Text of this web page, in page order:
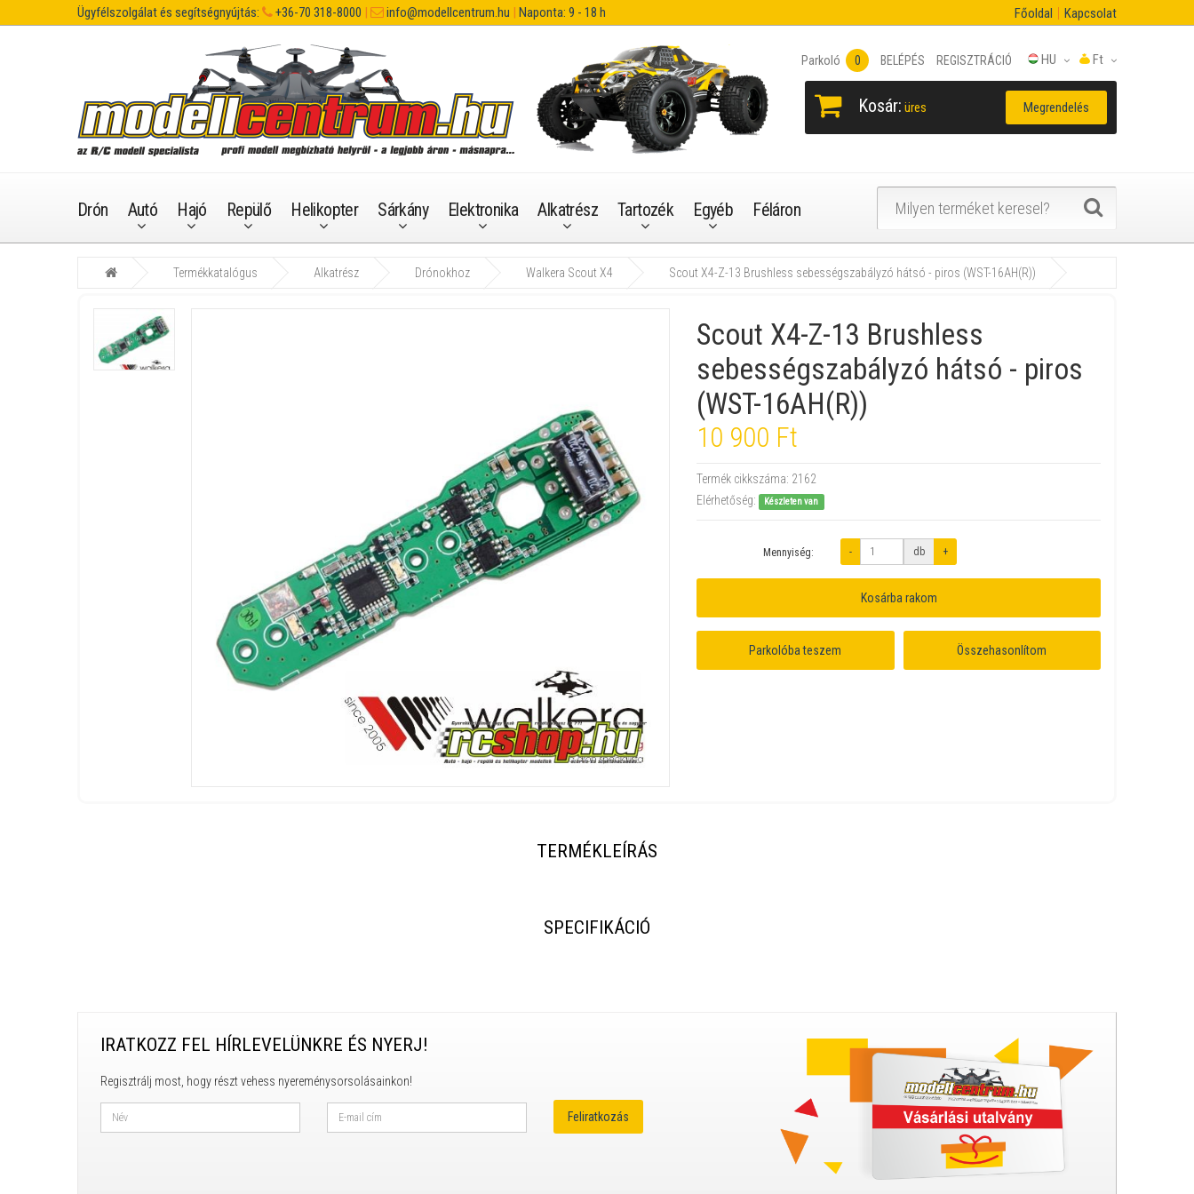
Ügyfélszolgálat és segítségnyújtás: +36-70 318-8000 | info@modellcentrum.hu | Naponta: 9 - 18 h Főoldal Kapcsolat
Ft
HU
Parkoló 0 BELÉPÉS REGISZTRÁCIÓ
Kosár: üres Megrendelés
Drón Autó Hajó Repülő Helikopter Sárkány Elektronika Alkatrész Tartozék Egyéb Féláron
Termékkatalógus Alkatrész Drónokhoz Walkera Scout X4 Scout X4-Z-13 Brushless sebességszabályzó hátsó - piros (WST-16AH(R))
Scout X4-Z-13 Brushless
sebességszabályzó hátsó - piros
(WST-16AH(R))
10 900 Ft
Termék cikkszáma: 2162
Elérhetőség:
Készleten van
Mennyiség: - db +
Kosárba rakom
Parkolóba teszem Összehasonlítom
TERMÉKLEÍRÁS
SPECIFIKÁCIÓ
IRATKOZZ FEL HÍRLEVELÜNKRE ÉS NYERJ!
Regisztrálj most, hogy részt vehess nyereménysorsolásainkon!